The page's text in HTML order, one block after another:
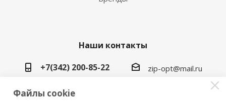
Наши контакты
+7(342) 200-85-22
zip-opt@mail.ru
г. Пермь, ул. Васильева, 5в
Файлы cookie